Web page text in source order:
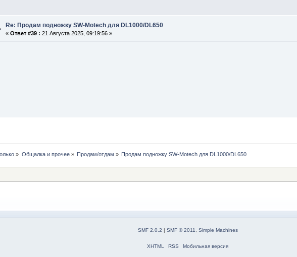
Re: Продам подножку SW-Motech для DL1000/DL650
«Ответ #39 : 21 Августа 2025, 09:19:56 »
» Общалка и прочее» Продам/отдам » Продам подножку SW-Motech для DL1000/DL650
SMF 2.0.2 | SMF © 2011 Simple Machines
XHTML RSS Мобильная версия